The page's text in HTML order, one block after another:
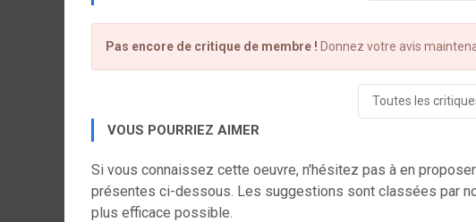
Pas encore de critique de membre ! Donnez votre avis
Toutes les
VOUS POURRIEZ AIMER
Si vous connaissez cette oeuvre, n'hésitez pas à en
présentes ci-dessous. Les suggestions sont classées par
plus efficace possible.